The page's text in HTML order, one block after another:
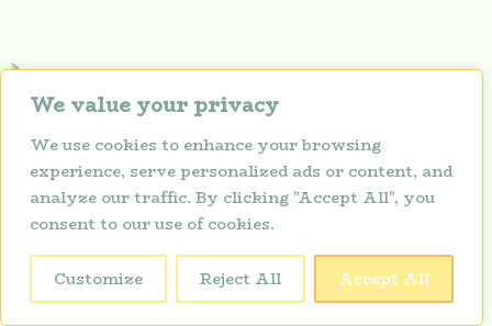
We value your privacy
We use cookies to enhance your browsing
experience, serve personalized ads or content, and
analyze our traffic. By clicking "Accept All", you
consent to our use of cookies.
Customize Reject All Accept All
Politique de confidentialité